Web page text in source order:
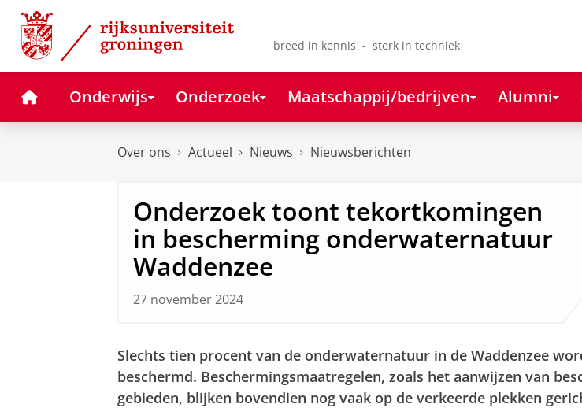
Skip
Content
Skip
Navigation
breed in kennis - sterk in techniek
HomeOnderwijs Onderzoek Maatschappij/bedrijven Alumni
Over ons Actueel Nieuws Nieuwsberichten
Onderzoek toont tekortkomingen
in bescherming onderwaternatuur
Waddenzee
27 november 2024
Slechts tien procent van de onderwaternatuur in de Waddenzee
beschermd. Beschermingsmaatregelen, zoals het aanwijzen van
gebieden, blijken bovendien nog vaak op de verkeerde plekken